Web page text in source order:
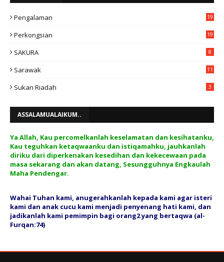
Pengalaman 19
Perkongsian 19
SAKURA 8
Sarawak 11
Sukan Riadah 3
ASSALAMUALAIKUM..
Ya Allah, Kau percomelkanlah keselamatan dan kesihatanku,
Kau teguhkan ketaqwaanku dan istiqamahku, jauhkanlah
diriku dari diperkenakan kesedihan dan kekecewaan pada
masa sekarang dan akan datang, Sesungguhnya Engkaulah
Maha Pendengar.
Wahai Tuhan kami, anugerahkanlah kepada kami agar isteri
kami dan anak cucu kami menjadi penyenang hati kami, dan
jadikanlah kami pemimpin bagi orang2 yang bertaqwa (al-
Furqan:74)